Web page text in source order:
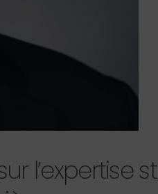
l’expertise